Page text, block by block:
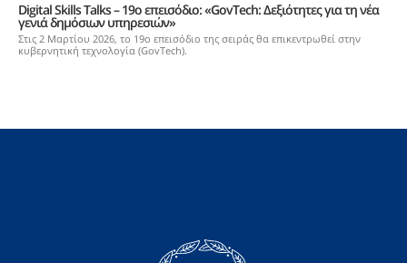
Digital Skills Talks – 19ο επεισόδιο: «GovTech: Δεξιότητες για τη νέα
γενιά δημόσιων υπηρεσιών»
Στις 2 Μαρτίου 2026, το 19ο επεισόδιο της σειράς θα επικεντρωθεί στην
κυβερνητική τεχνολογία (GovTech).